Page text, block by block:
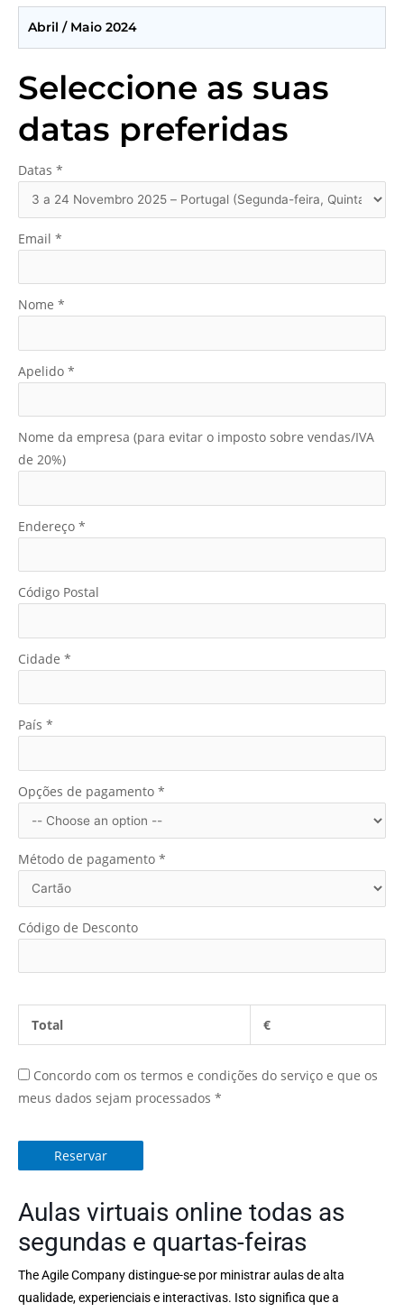
Abril / Maio 2024
Seleccione as suas
datas preferidas
Datas *
Email *
Nome *
Apelido *
Nome da empresa (para evitar o imposto sobre vendas/IVA
de 20%)
Endereço *
Código Postal
Cidade *
País *
Opções de pagamento *
Método de pagamento *
Código de Desconto
Total €
Concordo com os termos e condições do serviço e que os
meus dados sejam processados *
Reservar
Aulas virtuais online todas as
segundas e quartas-feiras
The Agile Company distingue-se por ministrar aulas de alta
qualidade, experienciais e interactivas. Isto significa que a